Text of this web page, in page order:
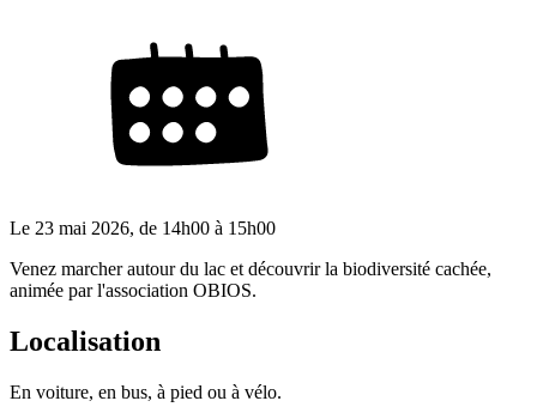
Le 23 mai 2026, de 14h00 à 15h00
Venez marcher autour du lac et découvrir la biodiversité cachée,
animée par l'association OBIOS.
Localisation
En voiture, en bus, à pied ou à vélo.